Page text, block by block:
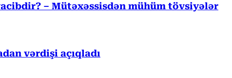
– Mütəxəssisdən mühüm tövsiyələr
vərdişi açıqladı